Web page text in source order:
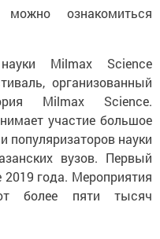
ознакомиться
Milmax Science
организованный
Milmax Science.
участие большое
популяризаторов науки
вузов. Первый
года. Мероприятия
более пяти тысяч